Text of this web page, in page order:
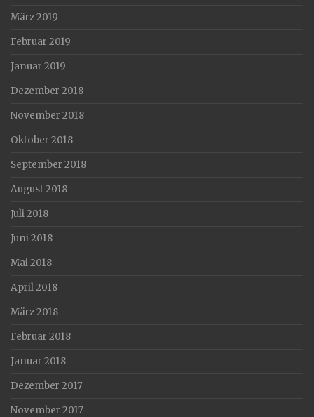
März 2019
Februar 2019
Januar 2019
Dezember 2018
November 2018
Oktober 2018
September 2018
August 2018
Juli 2018
Juni 2018
Mai 2018
April 2018
März 2018
Februar 2018
Januar 2018
Dezember 2017
November 2017